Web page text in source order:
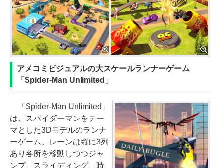
アメコミビジュアルの大スケールランナーゲーム
「Spider-Man Unlimited」
「Spider-Man Unlimited」
は、スパイダーマンをテー
マとした3Dモデルのランナ
ーゲーム。レーンは縦に3列
あり各所を移動しつつジャ
ンプ、スライディング、時